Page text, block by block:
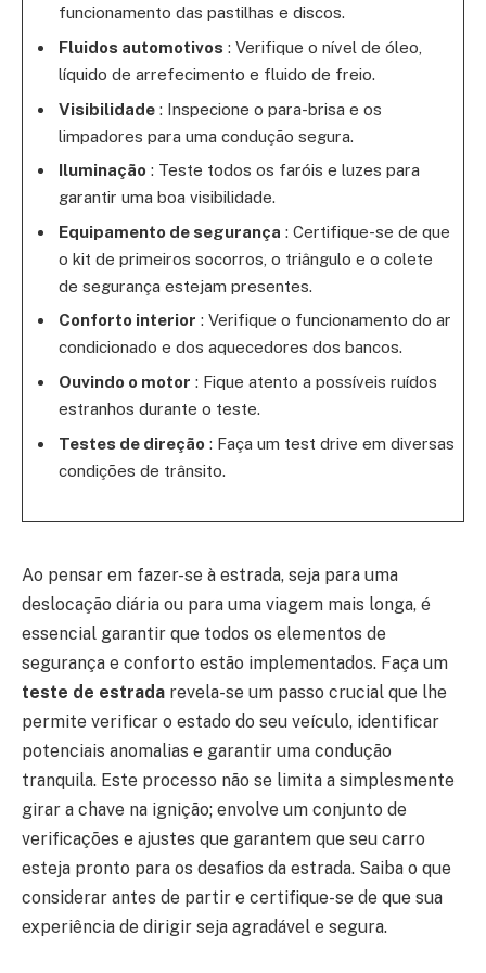
funcionamento das pastilhas e discos.
Fluidos automotivos : Verifique o nível de óleo,
líquido de arrefecimento e fluido de freio.
Visibilidade: Inspecione o para-brisa e os
limpadores para uma condução segura.
Iluminação : Teste todos os faróis e luzes para
garantir uma boa visibilidade.
Equipamento de segurança : Certifique-se de que
o kit de primeiros socorros, o triângulo e o colete
de segurança estejam presentes.
Conforto interior : Verifique o funcionamento do ar
condicionado e dos aquecedores dos bancos.
Ouvindo o motor : Fique atento a possíveis ruídos
estranhos durante o teste.
Testes de direção : Faça um test drive em diversas
condições de trânsito.
Ao pensar em fazer-se à estrada, seja para uma
deslocação diária ou para uma viagem mais longa, é
essencial garantir que todos os elementos de
segurança e conforto estão implementados. Faça um
teste de estrada revela-se um passo crucial que lhe
permite verificar o estado do seu veículo, identificar
potenciais anomalias e garantir uma condução
tranquila. Este processo não se limita a simplesmente
girar a chave na ignição; envolve um conjunto de
verificações e ajustes que garantem que seu carro
esteja pronto para os desafios da estrada. Saiba o que
considerar antes de partir e certifique-se de que sua
experiência de dirigir seja agradável e segura.